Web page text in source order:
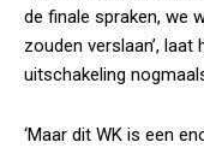
de finale spraken, we
zouden verslaan’,
uitschakeling
‘Maar dit WK is een